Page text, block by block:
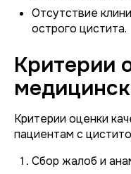
Отсутствие
острого цистита.
Критерии
Критерии оценки
пациентам с
Сбор жалоб и